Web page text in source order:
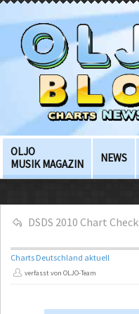
OLJO
MUSIK MAGAZIN
NEWS
DSDS 2010 Chart
Charts Deutschland aktuell
verfasst von OLJO-Team